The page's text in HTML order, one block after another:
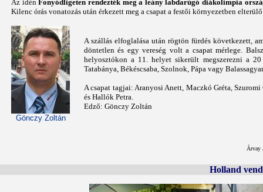
Az idénFonyódligeten rendezték meg a leány labdarúgó diákolimpia
Kilenc órás vonatozás után érkezett meg a csapat a festői környezetben
Gönczy Zoltán
A szállás elfoglalása után rögtön fürdés következett,
döntetlen és egy vereség volt a csapat mérlege.
helyosztókon a 11. helyet sikerült megszerezni a
Tatabánya, Békéscsaba, Szolnok, Pápa vagy
A csapat tagjai: Aranyosi Anett, Maczkó Gréta,
és Hallók Petra.
Edző: Gönczy Zoltán
Árvay
Holland